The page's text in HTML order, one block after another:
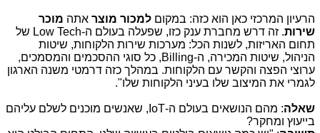
הרעיון המרכזי כאן הוא כזה: במקום למכור מוצר אתה מוכר
שירות. זה דרש מחברת ענק כזו, שפעלה בעולם ה-Low Tech של
תחום האריזות, לשנות הכל: מערכות שירות הלקוחות, שיטות
הניהול, שיטות המכירה, ה-Billing, כל סוגי ההסכמים והמסמכים,
ערוצי הפצה והקשר עם הלקוחות. במהלך כזה דרמטי משנה הארגון
לגמרי את המיצוב שלו בעיני הלקוחות שלו".
שאלה: מהם הנושאים בעולם ה-IoT , שאנשים מוכנים לשלם עליהם
בייעוץ ומחקר?